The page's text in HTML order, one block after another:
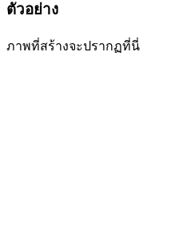
ตัวอย่าง
ภาพที่สร้างจะปรากฏที่นี่